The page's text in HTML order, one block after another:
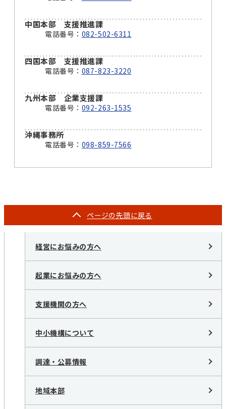
中国本部 支援推進課
電話番号： 082-502-6311
四国本部 支援推進課
電話番号： 087-823-3220
九州本部 企業支援課
電話番号： 092-263-1535
沖縄事務所
電話番号： 098-859-7566
ページの先頭に戻る
経営にお悩みの方へ
起業にお悩みの方へ
支援機関の方へ
中小機構について
調達・公募情報
地域本部